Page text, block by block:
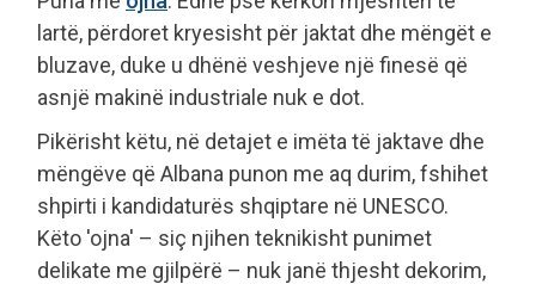
lartë, përdoret kryesisht për jaktat dhe mëngët e
bluzave, duke u dhënë veshjeve një finesë që
asnjë makinë industriale nuk e dot.
Pikërisht këtu, në detajet e imëta të jaktave dhe
mëngëve që Albana punon me aq durim, fshihet
shpirti i kandidaturës shqiptare në UNESCO.
Këto 'ojna' – siç njihen teknikisht punimet
delikate me gjilpërë – nuk janë thjesht dekorim,